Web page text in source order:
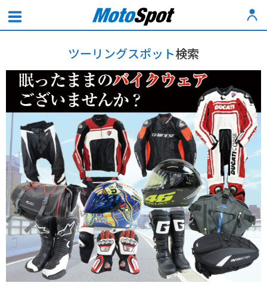
ツーリングスポット検索